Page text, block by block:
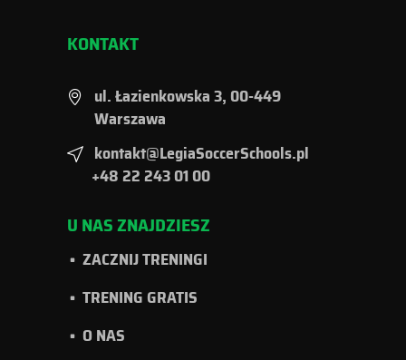
KONTAKT
ul. Łazienkowska 3, 00-449
Warszawa
kontakt@LegiaSoccerSchools.pl
+48 22 243 01 00
U NAS ZNAJDZIESZ
ZACZNIJ TRENINGI
TRENING GRATIS
O NAS